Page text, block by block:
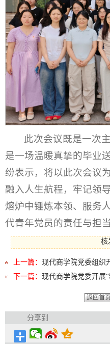
此次会议既是一次
是一场温暖真挚的毕业
纷表示，将以此次会议
融入人生航程，牢记领
熔炉中锤炼本领、服务
代青年党员的责任与担当
核
上一篇： 现代商学院党委组织
下一篇： 现代商学院党委开展
返回首
分享到